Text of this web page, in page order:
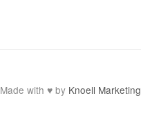
Made with♥ by Knoell Marketing